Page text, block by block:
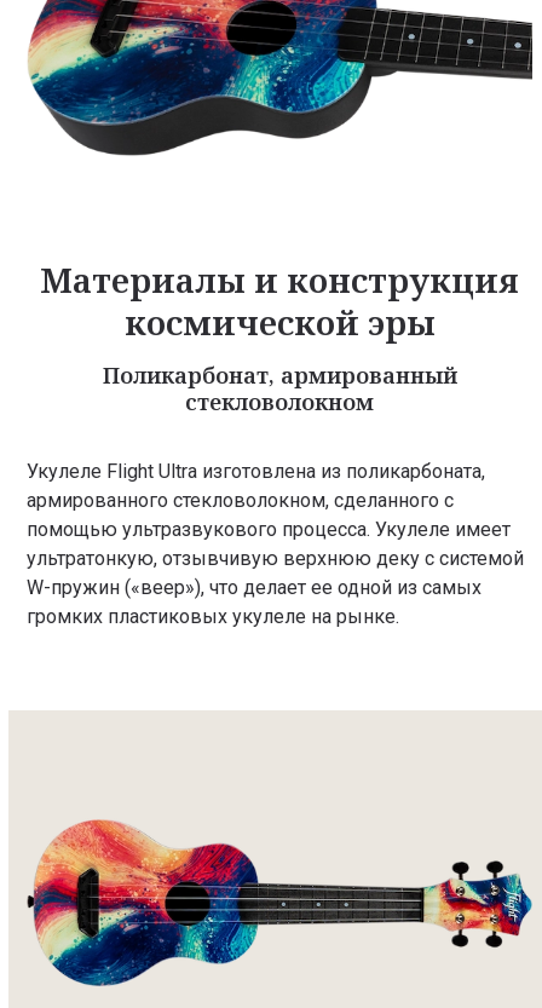
Материалы и конструкция
космической эры
Поликарбонат, армированный
стекловолокном
Укулеле Flight Ultra изготовлена из поликарбоната,
армированного стекловолокном, сделанного с
помощью ультразвукового процесса. Укулеле имеет
ультратонкую, отзывчивую верхнюю деку с системой
W-пружин («веер»), что делает ее одной из самых
громких пластиковых укулеле на рынке.